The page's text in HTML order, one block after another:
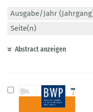
Ausgabe/Jahr
Seite(n)
Abstract anzeigen